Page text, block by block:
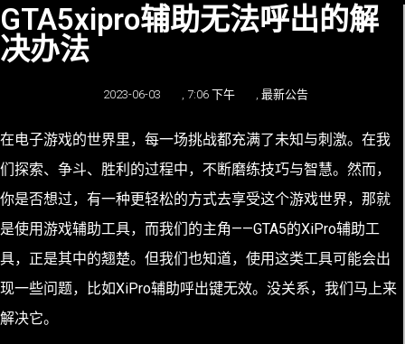
GTA5xipro辅助无法呼出的解
决办法
2023-06-03 7:06 下午 最新公告
在电子游戏的世界里，每一场挑战都充满了未知与刺激。在我
们探索、争斗、胜利的过程中，不断磨练技巧与智慧。然而，
你是否想过，有一种更轻松的方式去享受这个游戏世界，那就
是使用游戏辅助工具，而我们的主角——GTA5的XiPro辅助工
具，正是其中的翘楚。但我们也知道，使用这类工具可能会出
现一些问题，比如XiPro辅助呼出键无效。没关系，我们马上来
解决它。